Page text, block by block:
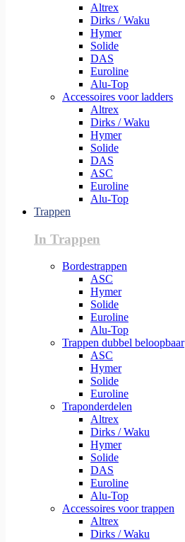
Altrex
Dirks / Waku
Hymer
Solide
DAS
Euroline
Alu-Top
Accessoires voor ladders
Altrex
Dirks / Waku
Hymer
Solide
DAS
ASC
Euroline
Alu-Top
Trappen
In Trappen
Bordestrappen
ASC
Hymer
Solide
Euroline
Alu-Top
Trappen dubbel beloopbaar
ASC
Hymer
Solide
Euroline
Traponderdelen
Altrex
Dirks / Waku
Hymer
Solide
DAS
Euroline
Alu-Top
Accessoires voor trappen
Altrex
Dirks / Waku